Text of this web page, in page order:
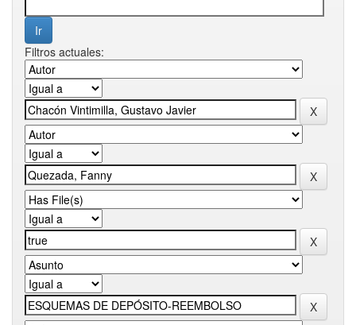
Filtros actuales: